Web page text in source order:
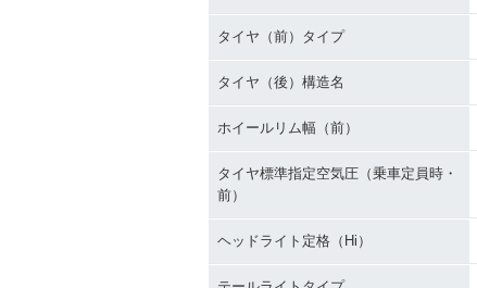
タイヤ（前）タイプ
タイヤ（後）構造名
ホイールリム幅（前）
タイヤ標準指定空気圧（乗車定員時・
前）
ヘッドライト定格（Hi）